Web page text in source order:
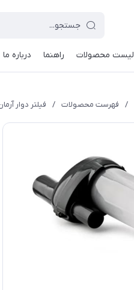
لیست محصولات راهنما درباره ما
/ فهرست محصولات / فیلتر دوار